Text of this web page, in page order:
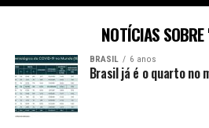
NOTÍCIAS
BRASIL 6 anos
Brasil já é o quarto no